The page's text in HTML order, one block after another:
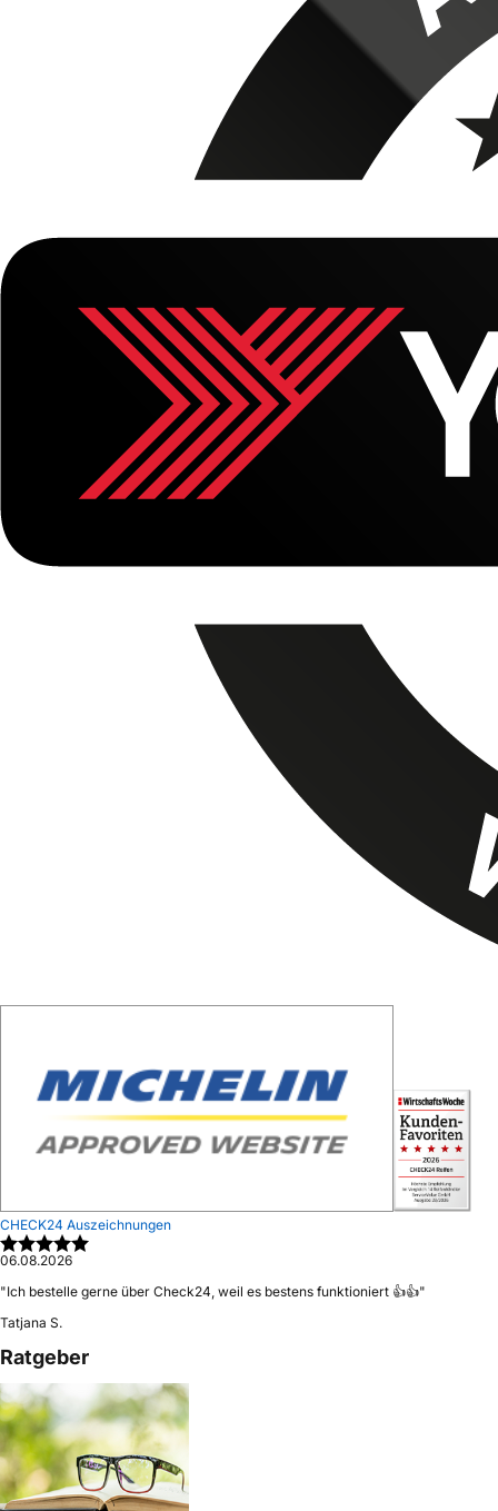
CHECK24 Auszeichnungen
06.08.2026
"Ich bestelle gerne über Check24, weil es bestens funktioniert 👍👍"
Tatjana S.
Ratgeber